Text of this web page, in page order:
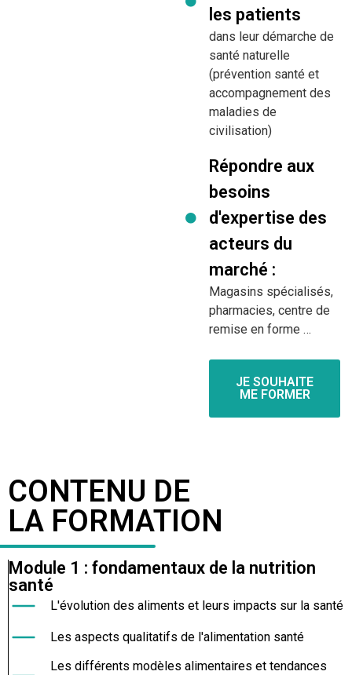
les patients
dans leur démarche de
santé naturelle
(prévention santé et
accompagnement des
maladies de
civilisation)
Répondre aux
besoins
d'expertise des
acteurs du
marché :
Magasins spécialisés,
pharmacies, centre de
remise en forme …
JE SOUHAITE
ME FORMER
CONTENU DE
LA FORMATION
Module 1 : fondamentaux de la nutrition
santé
L'évolution des aliments et leurs impacts sur la santé
Les aspects qualitatifs de l'alimentation santé
Les différents modèles alimentaires et tendances